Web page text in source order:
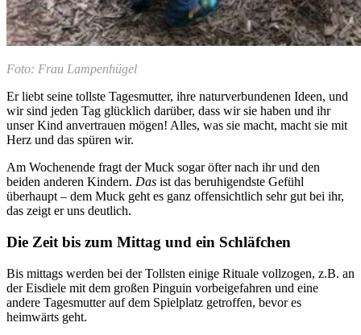
Foto: Frau Lampenhügel
Er liebt seine tollste Tagesmutter, ihre naturverbundenen Ideen, und
wir sind jeden Tag glücklich darüber, dass wir sie haben und ihr
unser Kind anvertrauen mögen! Alles, was sie macht, macht sie mit
Herz und das spüren wir.
Am Wochenende fragt der Muck sogar öfter nach ihr und den
beiden anderen Kindern. Das ist das beruhigendste Gefühl
überhaupt – dem Muck geht es ganz offensichtlich sehr gut bei ihr,
das zeigt er uns deutlich.
Die Zeit bis zum Mittag und ein Schläfchen
Bis mittags werden bei der Tollsten einige Rituale vollzogen, z.B. an
der Eisdiele mit dem großen Pinguin vorbeigefahren und eine
andere Tagesmutter auf dem Spielplatz getroffen, bevor es
heimwärts geht.